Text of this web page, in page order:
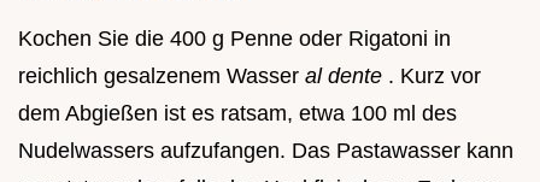
Kochen Sie die 400 g Penne oder Rigatoni in
reichlich gesalzenem Wasser al dente . Kurz vor
dem Abgießen ist es ratsam, etwa 100 ml des
Nudelwassers aufzufangen. Das Pastawasser kann